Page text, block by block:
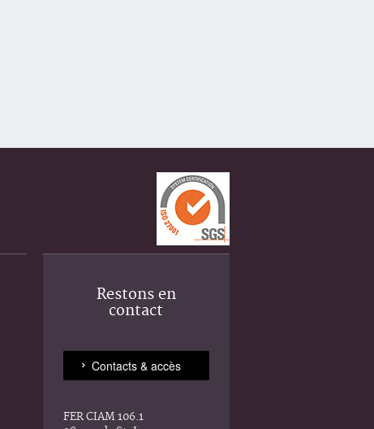
Restons en
contact
FER CIAM 106.1